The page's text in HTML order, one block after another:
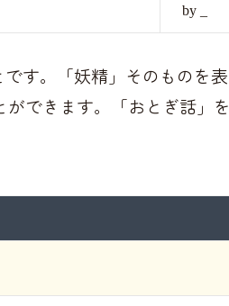
by _
す。「妖精」そのものを表
できます。「おとぎ話」を